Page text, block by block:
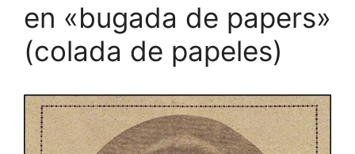
en «bugada de papers»
(colada de papeles)